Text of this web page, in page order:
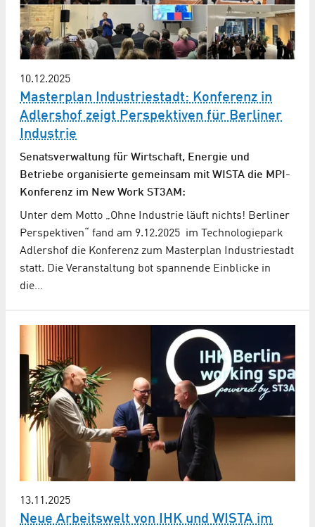
10.12.2025
Masterplan Industriestadt: Konferenz in
Adlershof zeigt Perspektiven für Berliner
Industrie
Senatsverwaltung für Wirtschaft, Energie und
Betriebe organisierte gemeinsam mit WISTA die MPI-
Konferenz im New Work ST3AM:
Unter dem Motto „Ohne Industrie läuft nichts! Berliner
Perspektiven“ fand am 9.12.2025 im Technologiepark
Adlershof die Konferenz zum Masterplan Industriestadt
statt. Die Veranstaltung bot spannende Einblicke in
die…
13.11.2025
Neue Arbeitswelt von IHK und WISTA im